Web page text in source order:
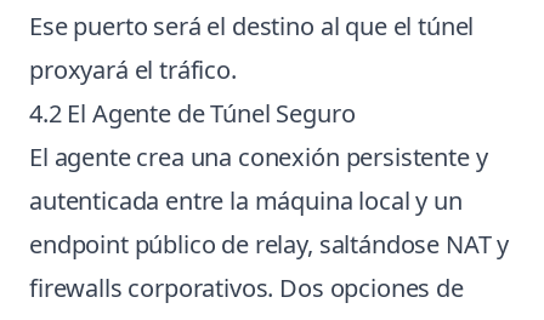
Ese puerto será el destino al que el túnel
proxyará el tráfico.
4.2 El Agente de Túnel Seguro
El agente crea una conexión persistente y
autenticada entre la máquina local y un
endpoint público de relay, saltándose NAT y
firewalls corporativos. Dos opciones de